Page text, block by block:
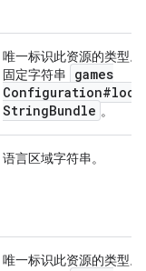
,
唯一标识此资源的类型。
固定字符串
games
StringBundle 。
语言区域字符串。
唯一标识此资源的类型。